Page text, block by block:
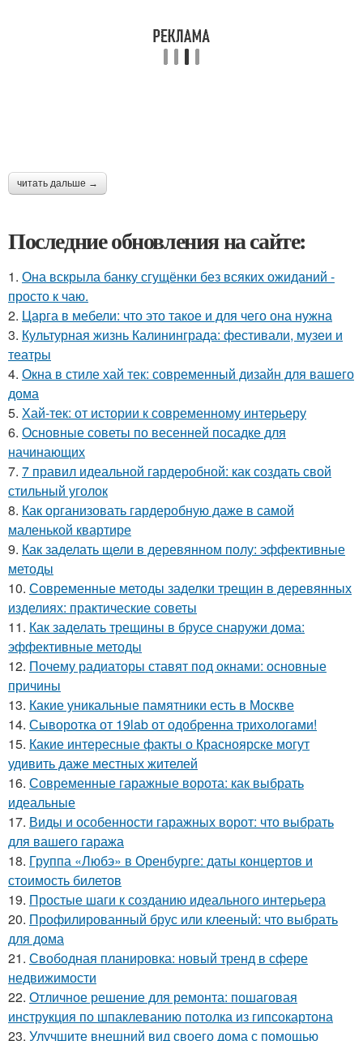
читать дальше →
Последние обновления на сайте:
1. Она вскрыла банку сгущёнки без всяких ожиданий -
просто к чаю.
2. Царга в мебели: что это такое и для чего она нужна
3. Культурная жизнь Калининграда: фестивали, музеи и
театры
4. Окна в стиле хай тек: современный дизайн для вашего
дома
5. Хай-тек: от истории к современному интерьеру
6. Основные советы по весенней посадке для
начинающих
7. 7 правил идеальной гардеробной: как создать свой
стильный уголок
8. Как организовать гардеробную даже в самой
маленькой квартире
9. Как заделать щели в деревянном полу: эффективные
методы
10. Современные методы заделки трещин в деревянных
изделиях: практические советы
11. Как заделать трещины в брусе снаружи дома:
эффективные методы
12. Почему радиаторы ставят под окнами: основные
причины
13. Какие уникальные памятники есть в Москве
14. Сыворотка от 19lab от одобренна трихологами!
15. Какие интересные факты о Красноярске могут
удивить даже местных жителей
16. Современные гаражные ворота: как выбрать
идеальные
17. Виды и особенности гаражных ворот: что выбрать
для вашего гаража
18. Группа «Любэ» в Оренбурге: даты концертов и
стоимость билетов
19. Простые шаги к созданию идеального интерьера
20. Профилированный брус или клееный: что выбрать
для дома
21. Свободная планировка: новый тренд в сфере
недвижимости
22. Отличное решение для ремонта: пошаговая
инструкция по шпаклеванию потолка из гипсокартона
23. Улучшите внешний вид своего дома с помощью